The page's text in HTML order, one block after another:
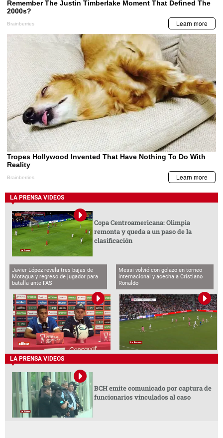
LA PRENSA VIDEOS
Copa Centroamericana: Olimpia
remonta y queda a un paso de la
clasificación
Javier López revela tres bajas de
Motagua y regreso de jugador para
batalla ante FAS
Messi volvió con golazo en torneo
internacional y acecha a Cristiano
Ronaldo
LA PRENSA VIDEOS
BCH emite comunicado por captura de
funcionarios vinculados al caso